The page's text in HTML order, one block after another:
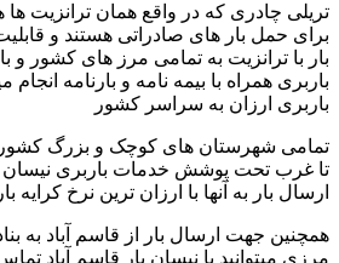
تریلی چادری که در واقع همان ترانزیت ها
برای حمل بار های صادراتی هستند و
بار با ترانزیت به تمامی مرز های کشور و
باربری همراه با بیمه نامه و بارنامه انجام
باربری ارزان به سراسر کشور
تمامی شهرستان های کوچک و بزرگ
تا غرب تحت پوشش خدمات باربری نیسان
ارسال بار به آنها با ارزان ترین نرخ
همچنین جهت ارسال بار از قاسم آباد به
مرزی میتوانید با نیسان بار قاسم آباد تماس